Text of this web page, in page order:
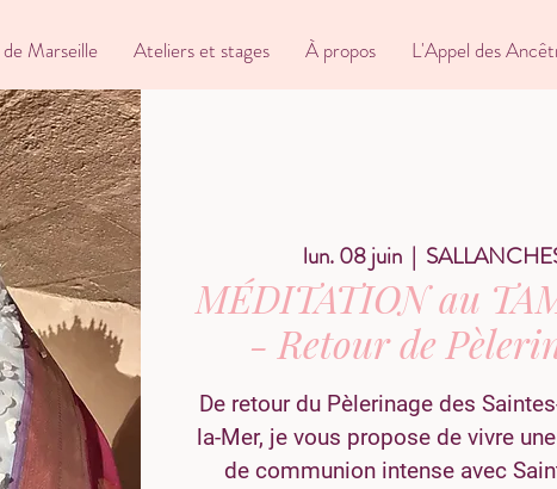
Marseille Ateliers et stages À propos L'Appel des
lun. 08 juin
  |
MÉDITATION au
- Retour de
De retour du Pèlerinage des
la-Mer, je vous propose de vivre
de communion intense avec